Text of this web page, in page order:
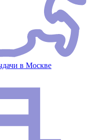
в Москве